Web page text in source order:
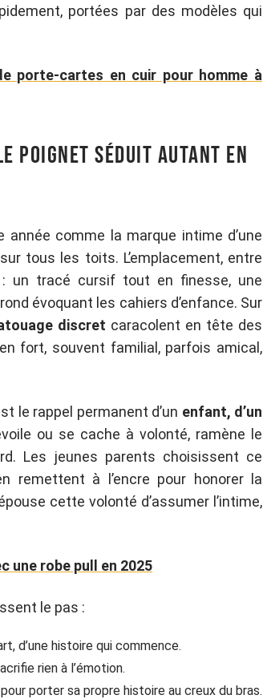
portées par des modèles qui
porte-cartes en cuir pour homme à
poignet séduit autant en
année comme la marque intime d’une
tous les toits. L’emplacement, entre
un tracé cursif tout en finesse, une
évoquant les cahiers d’enfance. Sur
discret caracolent en tête des
fort, souvent familial, parfois amical,
le rappel permanent d’un enfant, d’un
ou se cache à volonté, ramène le
Les jeunes parents choisissent ce
remettent à l’encre pour honorer la
cette volonté d’assumer l’intime,
une robe pull en 2025
le pas :
d’une histoire qui commence.
rien à l’émotion.
porter sa propre histoire au creux du bras.